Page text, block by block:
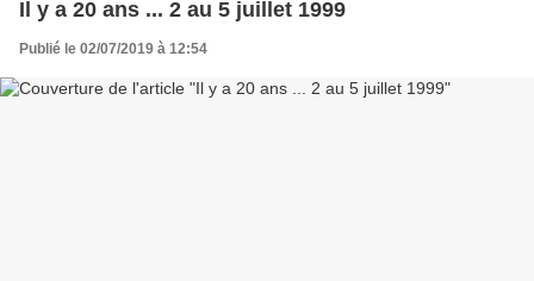
Il y a 20 ans ... 2 au 5 juillet 1999
Publié le 02/07/2019 à 12:54